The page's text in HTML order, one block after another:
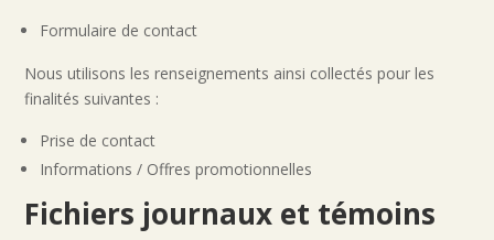
Formulaire de contact
Nous utilisons les renseignements ainsi collectés pour les
finalités suivantes :
Prise de contact
Informations / Offres promotionnelles
Fichiers journaux et témoins